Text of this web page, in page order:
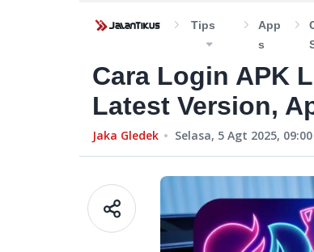
Tips
App
S
Cara Login APK
Latest Version,
Jaka Gledek Selasa, 5 Agt 2025, 09:00